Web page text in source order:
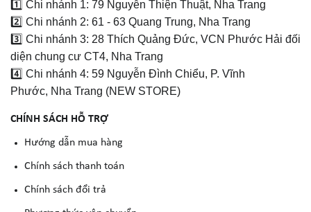
1️⃣ Chi nhánh 1: 79 Nguyễn Thiện Thuật, Nha Trang
2️⃣ Chi nhánh 2: 61 - 63 Quang Trung, Nha Trang
3️⃣ Chi nhánh 3: 28 Thích Quảng Đức, VCN Phước Hải đối
diện chung cư CT4, Nha Trang
4️⃣ Chi nhánh 4: 59 Nguyễn Đình Chiểu, P. Vĩnh
Phước, Nha Trang (NEW STORE)
CHÍNH SÁCH HỖ TRỢ
Hướng dẫn mua hàng
Chính sách thanh toán
Chính sách đổi trả